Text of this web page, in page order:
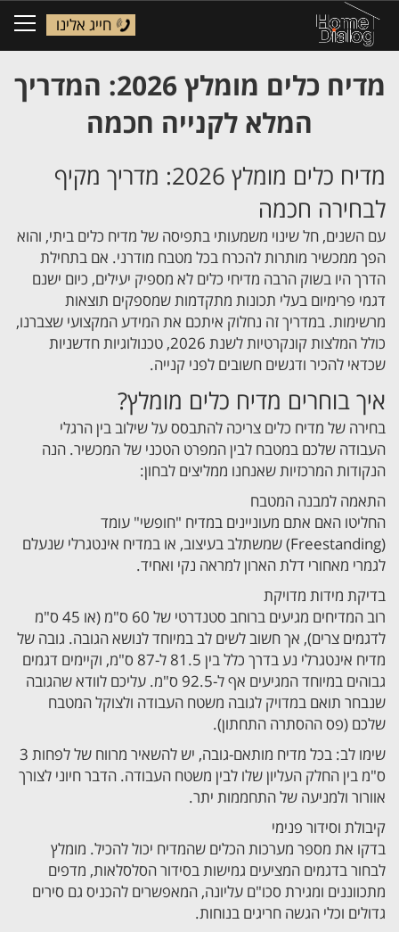
חייג אלינו
מדיח כלים מומלץ 2026: המדריך
המלא לקנייה חכמה
מדיח כלים מומלץ 2026: מדריך מקיף
לבחירה חכמה
עם השנים, חל שינוי משמעותי בתפיסה של מדיח כלים ביתי, והוא
הפך ממכשיר מותרות להכרח בכל מטבח מודרני. אם בתחילת
הדרך היו בשוק הרבה מדיחי כלים לא מספיק יעילים, כיום ישנם
דגמי פרימיום בעלי תכונות מתקדמות שמספקים תוצאות
מרשימות. במדריך זה נחלוק איתכם את המידע המקצועי שצברנו,
כולל המלצות קונקרטיות לשנת 2026, טכנולוגיות חדשניות
שכדאי להכיר ודגשים חשובים לפני קנייה.
איך בוחרים מדיח כלים מומלץ?
בחירה של מדיח כלים צריכה להתבסס על שילוב בין הרגלי
העבודה שלכם במטבח לבין המפרט הטכני של המכשיר. הנה
הנקודות המרכזיות שאנחנו ממליצים לבחון:
התאמה למבנה המטבח
החליטו האם אתם מעוניינים במדיח "חופשי" עומד
(Freestanding) שמשתלב בעיצוב, או במדיח אינטגרלי שנעלם
לגמרי מאחורי דלת הארון למראה נקי ואחיד.
בדיקת מידות מדויקת
רוב המדיחים מגיעים ברוחב סטנדרטי של 60 ס"מ (או 45 ס"מ
לדגמים צרים), אך חשוב לשים לב במיוחד לנושא הגובה. גובה של
מדיח אינטגרלי נע בדרך כלל בין 81.5 ל-87 ס"מ, וקיימים דגמים
גבוהים במיוחד המגיעים אף ל-92.5 ס"מ. עליכם לוודא שהגובה
שנבחר תואם במדויק לגובה משטח העבודה ולצוקל המטבח
שלכם (פס ההסתרה התחתון).
שימו לב: בכל מדיח מותאם-גובה, יש להשאיר מרווח של לפחות 3
ס"מ בין החלק העליון שלו לבין משטח העבודה. הדבר חיוני לצורך
אוורור ולמניעה של התחממות יתר.
קיבולת וסידור פנימי
בדקו את מספר מערכות הכלים שהמדיח יכול להכיל. מומלץ
לבחור בדגמים המציעים גמישות בסידור הסלסלאות, מדפים
מתכווננים ומגירת סכו"ם עליונה, המאפשרים להכניס גם סירים
גדולים וכלי הגשה חריגים בנוחות.